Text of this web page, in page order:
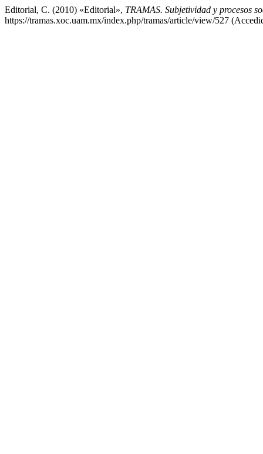
Editorial, C. (2010) «Editorial», TRAMAS. Subjetividad y procesos
https://tramas.xoc.uam.mx/index.php/tramas/article/view/527